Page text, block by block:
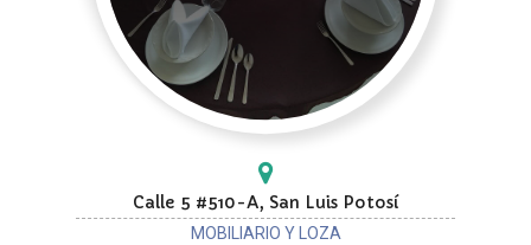
Calle 5 #510-A, San Luis Potosí
MOBILIARIO Y LOZA